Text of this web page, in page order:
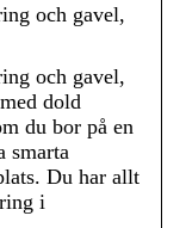
och gavel,
och gavel,
dold
du bor på en
smarta
Du har allt
i